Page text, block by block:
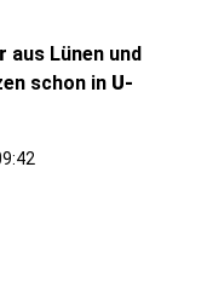
aus Lünen und
schon in U-